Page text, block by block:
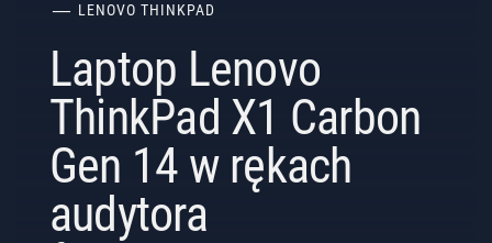
LENOVO THINKPAD
Laptop Lenovo
ThinkPad X1 Carbon
Gen 14 w rękach
audytora